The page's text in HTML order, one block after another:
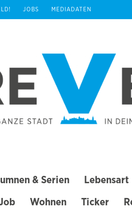
JOBS MEDIADATEN
& Serien Lebensart
Wohnen Ticker